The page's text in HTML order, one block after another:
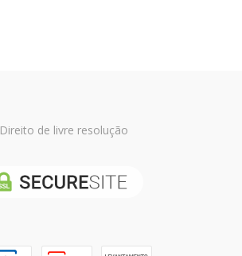
Direito de livre resolução